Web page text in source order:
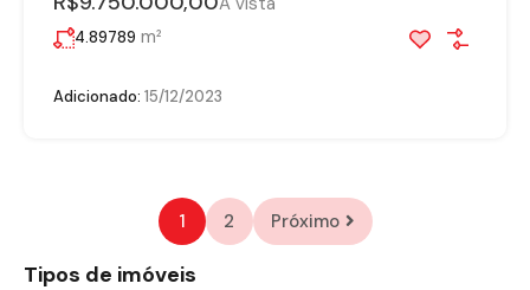
4.89789 m²
Adicionado: 15/12/2023
1 2 Próximo
Tipos de imóveis